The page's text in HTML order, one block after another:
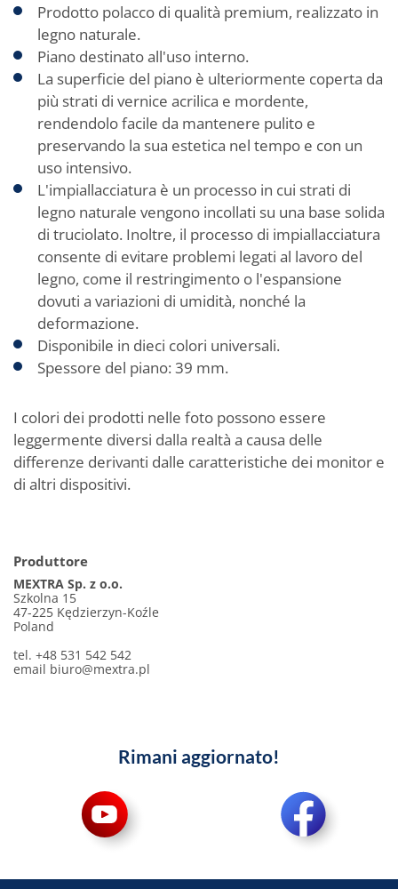
Prodotto polacco di qualità premium, realizzato in
legno naturale.
Piano destinato all'uso interno.
La superficie del piano è ulteriormente coperta da
più strati di vernice acrilica e mordente,
rendendolo facile da mantenere pulito e
preservando la sua estetica nel tempo e con un
uso intensivo.
L'impiallacciatura è un processo in cui strati di
legno naturale vengono incollati su una base solida
di truciolato. Inoltre, il processo di impiallacciatura
consente di evitare problemi legati al lavoro del
legno, come il restringimento o l'espansione
dovuti a variazioni di umidità, nonché la
deformazione.
Disponibile in dieci colori universali.
Spessore del piano: 39 mm.
I colori dei prodotti nelle foto possono essere
leggermente diversi dalla realtà a causa delle
differenze derivanti dalle caratteristiche dei monitor e
di altri dispositivi.
Produttore
MEXTRA Sp. z o.o.
Szkolna 15
47-225 Kędzierzyn-Koźle
Poland
tel. +48 531 542 542
email biuro@mextra.pl
Rimani aggiornato!